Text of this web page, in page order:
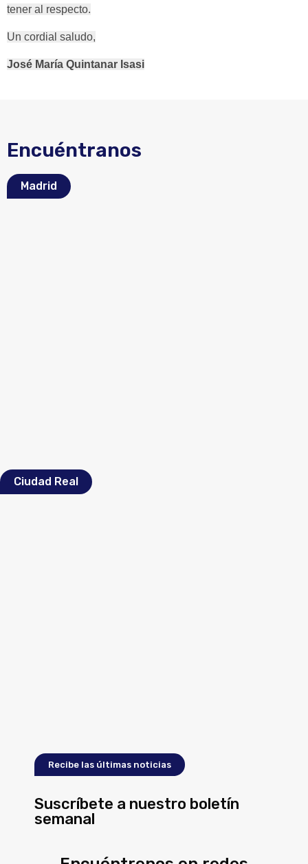
tener al respecto.
Un cordial saludo,
José María Quintanar Isasi
Encuéntranos
Madrid
Ciudad Real
Recibe las últimas noticias
Suscríbete a nuestro boletín
semanal